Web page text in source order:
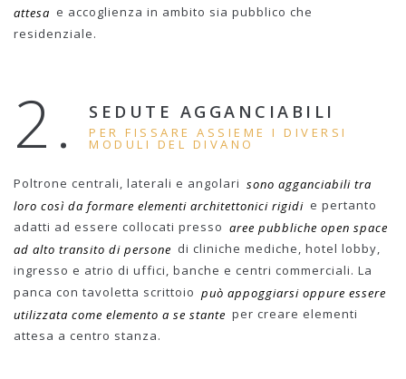
attesa e accoglienza in ambito sia pubblico che
residenziale.
2. SEDUTE AGGANCIABILI
PER FISSARE ASSIEME I DIVERSI
MODULI DEL DIVANO
Poltrone centrali, laterali e angolari sono agganciabili tra
loro così da formare elementi architettonici rigidi e pertanto
adatti ad essere collocati presso aree pubbliche open space
ad alto transito di persone di cliniche mediche, hotel lobby,
ingresso e atrio di uffici, banche e centri commerciali. La
panca con tavoletta scrittoio può appoggiarsi oppure essere
utilizzata come elemento a se stante per creare elementi
attesa a centro stanza.